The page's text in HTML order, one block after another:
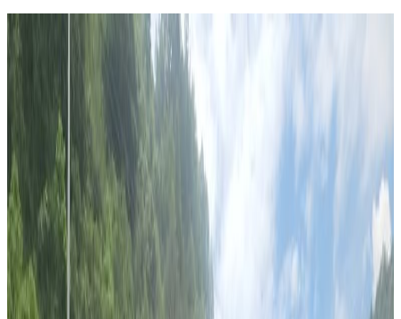
News
एनआरएनए अष्ट्रेलियाविरुद्ध मुद्दा दायर
Nepaltube Australia